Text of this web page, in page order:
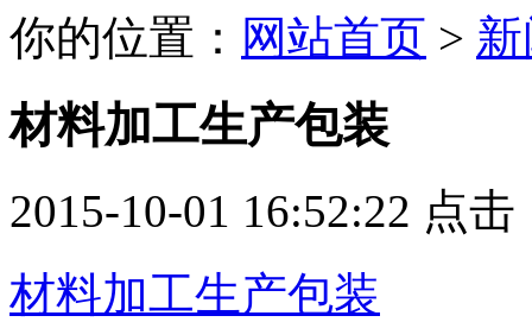
你的位置： 网站首页 >
材料加工生产包装
2015-10-01 16:52:22 点击
材料加工生产包装